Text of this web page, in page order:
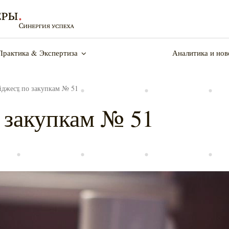
& Экспертиза Аналитика и
по закупкам № 51
№ 51
Наша команда
Контакты
8
Закупки: правовая поддержка
Интеллектуальная собственность